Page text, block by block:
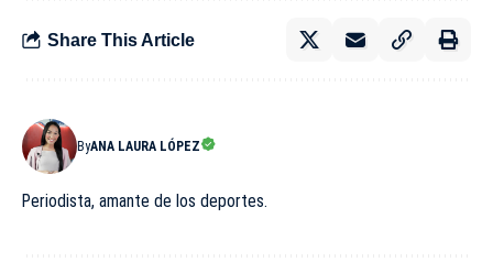
Share This Article
ByANA LAURA LÓPEZ
Periodista, amante de los deportes.